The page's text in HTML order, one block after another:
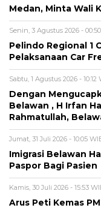
Medan, Minta Wali
Senin, 3 Agustus 2026 -
Pelindo Regional 1
Pelaksanaan Car
Sabtu, 1 Agustus 2026 - 10:12
Dengan
Belawan , H Irfan
Rahmatullah,
Jumat, 31 Juli 2026 - 10:05
Imigrasi Belawan
Paspor Bagi Pasien
Kamis, 30 Juli 2026 - 15:53
Arus Peti Kemas